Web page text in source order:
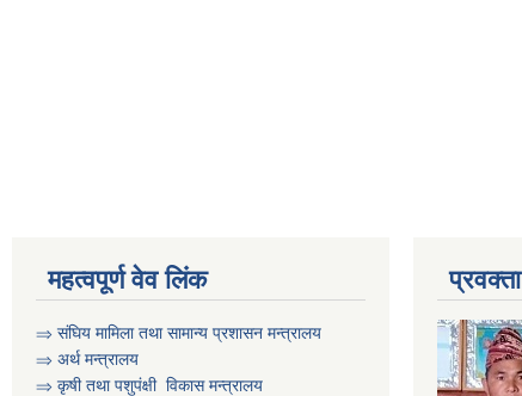
महत्वपूर्ण वेव लिंक
⇒ संघिय मामिला तथा सामान्य प्रशासन मन्त्रालय
⇒ अर्थ मन्त्रालय
⇒ कृषी तथा पशुप‌ंक्षी विकास मन्त्रालय
प्रवक्ता